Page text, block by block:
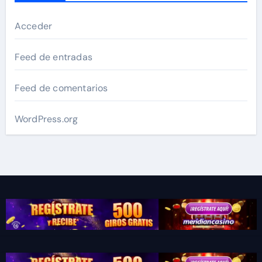
Acceder
Feed de entradas
Feed de comentarios
WordPress.org